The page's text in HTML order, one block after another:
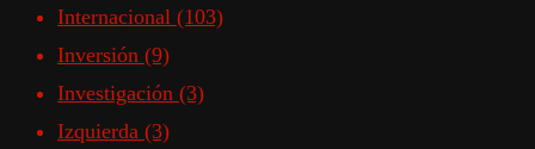
Internacional (103)
Inversión (9)
Investigación (3)
Izquierda (3)